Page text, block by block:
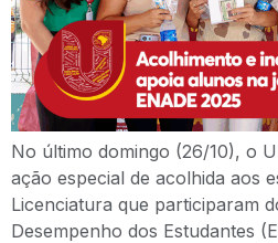
No último domingo (26/10), o
ação especial de acolhida aos
Licenciatura que participaram
Desempenho dos Estudantes